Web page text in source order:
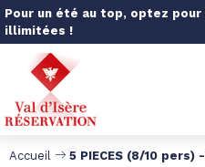
Pour un été au top, optez pour
illimitées !
Accueil 5 PIECES (8/10